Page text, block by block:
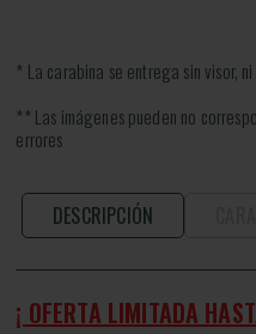
* La carabina se entrega sin visor,
** Las imágenes pueden no
errores
DESCRIPCIÓN
¡ OFERTA LIMITADA